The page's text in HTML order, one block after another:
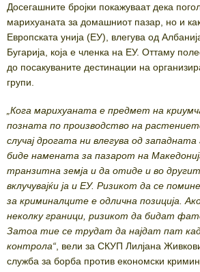
Досегашните бројки покажуваат дека
марихуаната за домашниот пазар, но и
Европската унија (ЕУ), влегува од
Бугарија, која е членка на ЕУ. Оттаму
до посакуваните дестинации на
групи.
„Кога марихуаната е предмет на
позната по производство на
случај дрогата ни влегува од
биде намената за пазарот на
транзитна земја и да отиде и во
вклучувајќи ја и ЕУ. Ризикот да се
за криминалците е одлична позиција.
неколку граници, ризикот да бидат
Затоа тие се трудат да најдат пат
контрола“ , вели за СКУП Лилјана
служба за борба против економски